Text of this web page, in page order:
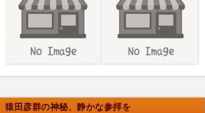
猿田彦群の神秘、静かな参拝を